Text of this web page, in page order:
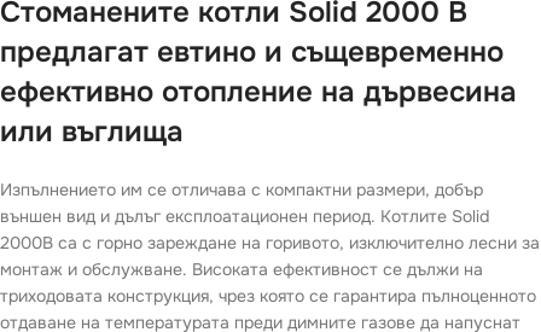
Стоманените котли Sоlid 2000 B
предлагат евтино и същевременно
ефективно отопление на дървесина
или въглища
Изпълнението им се отличава с компактни размери, добър
външен вид и дълъг експлоатационен период. Котлите Solid
2000B са с горно зареждане на горивото, изключително лесни за
монтаж и обслужване. Високата ефективност се дължи на
триходовата конструкция, чрез която се гарантира пълноценното
отдаване на температурата преди димните газове да напуснат